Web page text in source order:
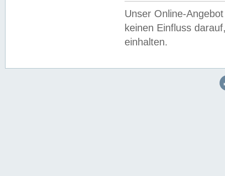
Unser Online-
keinen Einfluss
einhalten.